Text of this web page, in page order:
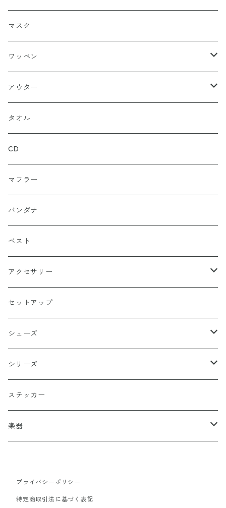
ニットキャップ
ハット
トレーナー
パーカー
ジップアップ
プルオーバー
ロンＴ
総柄
タンクトップ
セーター
ポロシャツ
半袖
長袖
ロング
ストレート
ルーズ
ブラック
ネイビー
グレー
ゴールド（金）
カーキグリーン
カーキーベージュ
ブルー
ワイン
グリーン
ベージュ
チャコール
ホワイト
イエロー
オレンジ
ブラウン
マスク
ワッペン
ロゴ
キャラクター
アシュラ
バッターマン（野球）
家紋
丸型
炎（ファイア）
四角型
ホラー
ペンタグラム
楯型
スポーツ
国旗
十字（クロス）
和柄
アウター
ジャケット
タオル
CD
マフラー
バンダナ
ベスト
アクセサリー
ペンダント
ブレスレッド
セットアップ
シューズ
DADA
シリーズ
阿修羅
DEATH ANGEL
2FACE（TWO FACE）
ステッカー
楽器
レスポール
プライバシーポリシー
特定商取引法に基づく表記